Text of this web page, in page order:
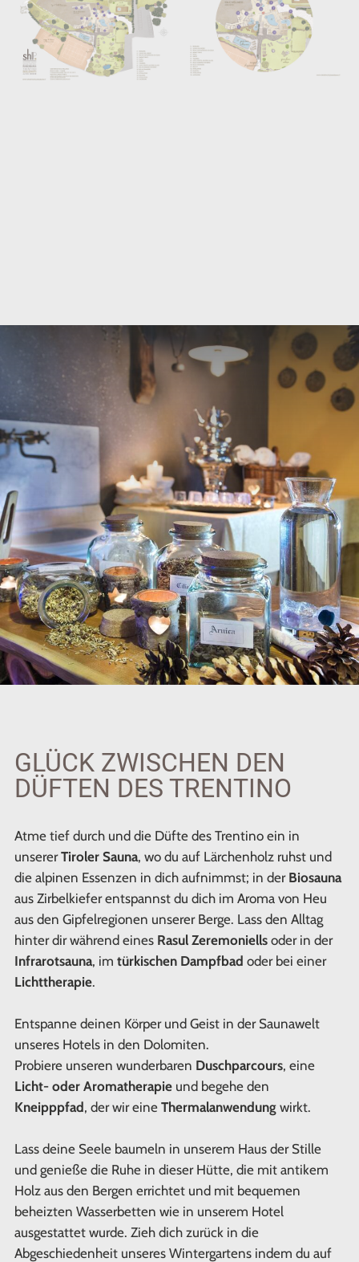
GLÜCK ZWISCHEN DEN
DÜFTEN DES TRENTINO
Atme tief durch und die Düfte des Trentino ein in
unsererTiroler Sauna, wo du auf Lärchenholz ruhst und
die alpinen Essenzen in dich aufnimmst; in der Biosauna
aus Zirbelkiefer entspannst du dich im Aroma von Heu
aus den Gipfelregionen unserer Berge. Lass den Alltag
hinter dir während eines Rasul Zeremoniellsoder in der
Infrarotsauna, im türkischen Dampfbad oder bei einer
Lichttherapie.
Entspanne deinen Körper und Geist in der Saunawelt
unseres Hotels in den Dolomiten.
Probiere unseren wunderbaren Duschparcours, eine
Licht- oder Aromatherapieund begehe den
Kneipppfad, der wir eine Thermalanwendung wirkt.
Lass deine Seele baumeln in unserem Haus der Stille
und genieße die Ruhe in dieser Hütte, die mit antikem
Holz aus den Bergen errichtet und mit bequemen
beheizten Wasserbetten wie in unserem Hotel
ausgestattet wurde. Zieh dich zurück in die
Abgeschiedenheit unseres Wintergartens indem du auf